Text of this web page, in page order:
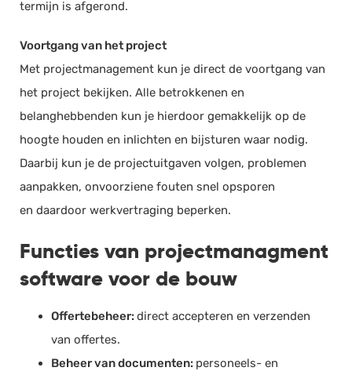
termijn is afgerond.
Voortgang van het project
Met projectmanagement kun je direct de voortgang van
het project bekijken. Alle betrokkenen en
belanghebbenden kun je hierdoor gemakkelijk op de
hoogte houden en inlichten en bijsturen waar nodig.
Daarbij kun je de projectuitgaven volgen, problemen
aanpakken, onvoorziene fouten snel opsporen
en daardoor werkvertraging beperken.
Functies van projectmanagment
software voor de bouw
Offertebeheer:direct accepteren en verzenden
van offertes.
Beheer van documenten: personeels- en